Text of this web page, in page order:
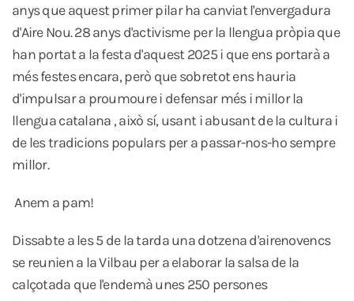
anys que aquest primer pilar ha canviat l'envergadura
d'Aire Nou. 28 anys d'activisme per la llengua pròpia que
han portat a la festa d'aquest 2025 i que ens portarà a
més festes encara, però que sobretot ens hauria
d'impulsar a proumoure i defensar més i millor la
llengua catalana , això sí, usant i abusant de la cultura i
de les tradicions populars per a passar-nos-ho sempre
millor.
Anem a pam!
Dissabte a les 5 de la tarda una dotzena d'airenovencs
se reunien a la Vilbau per a elaborar la salsa de la
calçotada que l'endemà unes 250 persones